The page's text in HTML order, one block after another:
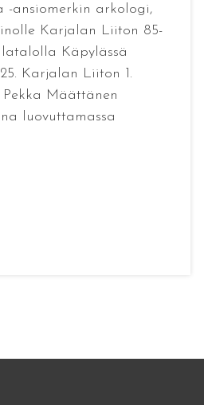
-ansiomerkin arkologi,
Karjalan Liiton 85-
Käpylässä
Karjalan Liiton 1.
Määttänen
luovuttamassa